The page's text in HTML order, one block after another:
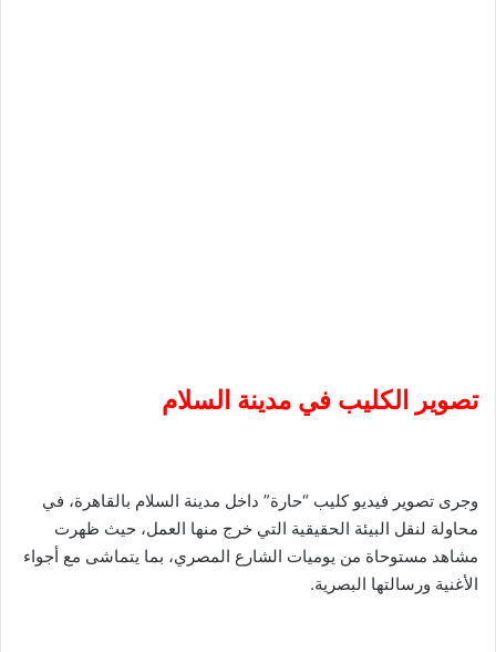
تصوير الكليب في مدينة السلام
وجرى تصوير فيديو كليب “حارة” داخل مدينة السلام بالقاهرة، في
محاولة لنقل البيئة الحقيقية التي خرج منها العمل، حيث ظهرت
مشاهد مستوحاة من يوميات الشارع المصري، بما يتماشى مع أجواء
الأغنية ورسالتها البصرية.